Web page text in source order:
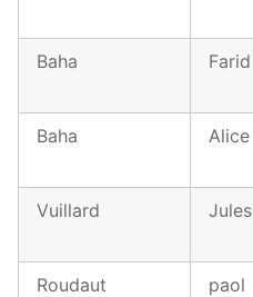
Baha Farid
Baha Alice
Vuillard Jules
Roudaut paol